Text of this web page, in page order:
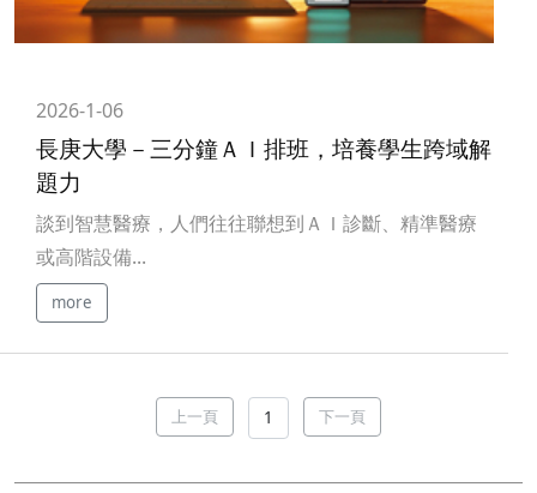
2026-1-06
長庚大學－三分鐘ＡＩ排班，培養學生跨域解
題力
談到智慧醫療，人們往往聯想到ＡＩ診斷、精準醫療
或高階設備...
more
上一頁 下一頁